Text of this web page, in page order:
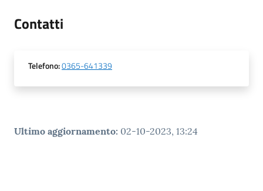
su
Contatti
Telefono:0365-641339
Ultimo aggiornamento: 02-10-2023, 13:24